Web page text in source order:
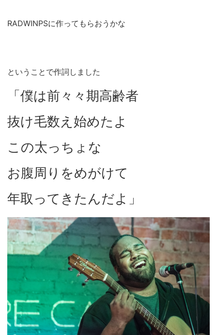
RADWINPSに作ってもらおうかな
ということで作詞しました
「僕は前々々期高齢者
抜け毛数え始めたよ
この太っちょな
お腹周りをめがけて
年取ってきたんだよ」